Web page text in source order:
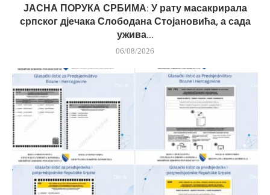
ЈАСНА ПОРУКА СРБИМА: У рату масакрирала
српског дјечака Слободана Стојановића, а сада
ужива...
06/08/2026